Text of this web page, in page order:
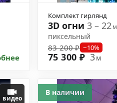
Комплект гирлянд
3D огни 3 – 22м
пиксельный
83 200 ₽ −10%
75 300 ₽ 3м
видео
В наличии